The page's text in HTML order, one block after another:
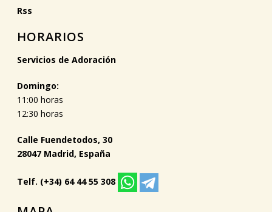
Rss
HORARIOS
Servicios de Adoración
Domingo:
11:00 horas
12:30 horas
Calle Fuendetodos, 30
28047 Madrid, España
Telf. (+34) 64 44 55 308